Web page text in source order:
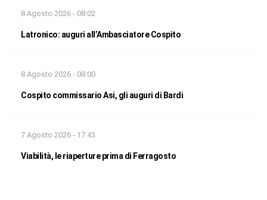
8 Agosto 2026 - 08:02
Latronico: auguri all’Ambasciatore Cospito
8 Agosto 2026 - 08:00
Cospito commissario Asi, gli auguri di Bardi
7 Agosto 2026 - 17:43
Viabilità, le riaperture prima di Ferragosto